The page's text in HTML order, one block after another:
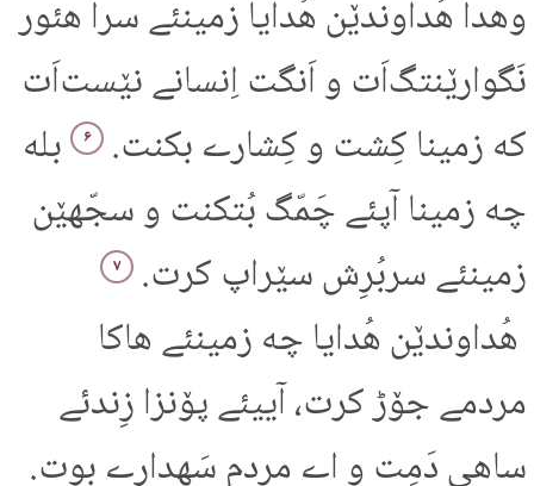
وهدا هُداوندێن هُدایا زمینئے سرا هئور
نَگوارێنتگ‌اَت و اَنگت اِنسانے نێست‌اَت
که زمینا کِشت و کِشارے بکنت.
۶ بله
چه زمینا آپئے چَمّگ بُتکنت و سجّهێن
زمینئے سربُرِش سێراپ کرت.
۷
هُداوندێن هُدایا چه زمینئے هاکا
مردمے جۆڑ کرت، آییئے پۆنزا زِندئے
ساهی دَمِت و اے مردم سَهدارے بوت.